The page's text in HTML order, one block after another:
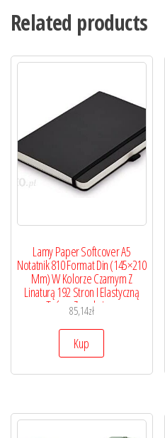
Related products
Lamy Paper Softcover A5
Notatnik 810 Format Din (145×210
Mm) W Kolorze Czarnym Z
Linaturą 192 Stron I Elastyczną
Taśmą Zamykającą
85,14zł
Kup